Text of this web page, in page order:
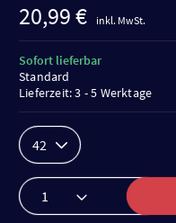
20,99 € inkl. MwSt.
42
Sofort lieferbar
Standard
Lieferzeit: 3 - 5 Werktage